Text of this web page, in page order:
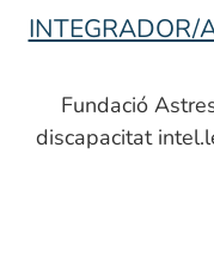
INTEGRADOR/
Fundació
discapacitat